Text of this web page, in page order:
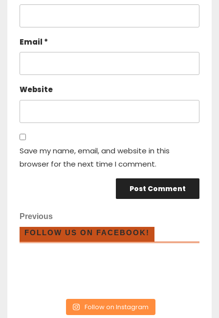
Email *
Website
Save my name, email, and website in this
browser for the next time I comment.
Previous
FOLLOW US ON FACEBOOK!
Follow on Instagram